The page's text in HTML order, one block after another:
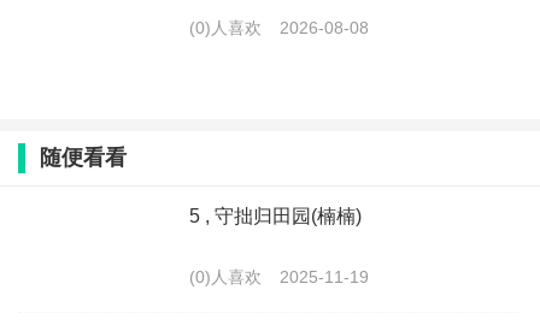
(0)人喜欢 2026-08-08
随便看看
5 , 守拙归田园(楠楠)
(0)人喜欢 2025-11-19